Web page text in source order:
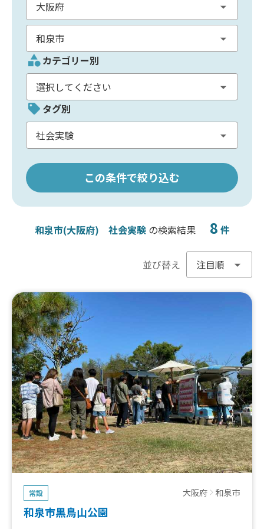
カテゴリー別
タグ別
この条件で絞り込む
和泉市(大阪府) 社会実験の検索結果 8 件
並び替え
常設 大阪府 和泉市
和泉市黒鳥山公園